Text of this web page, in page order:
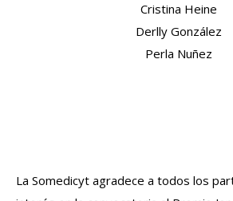
Cristina Heine
Derlly González
Perla Nuñez
La Somedicyt agradece a todos los